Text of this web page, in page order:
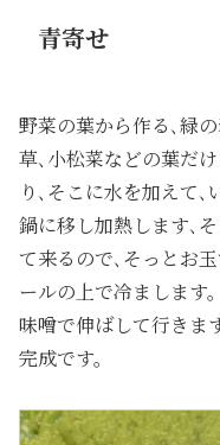
青寄せ
野菜の葉から作る､緑
草､小松菜などの葉だ
り､そこに水を加えて､
鍋に移し加熱します､
て来るので､そっとお
ールの上で冷まします
味噌で伸ばして行きま
完成です。